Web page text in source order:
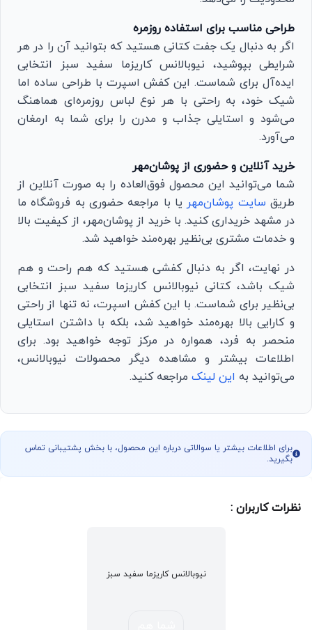
طراحی مناسب برای استفاده روزمره
اگر به دنبال یک جفت کتانی هستید که بتوانید آن را در هر
شرایطی بپوشید، نیوبالانس کاریزما سفید سبز انتخابی
ایده‌آل برای شماست. این کفش اسپرت با طراحی ساده اما
شیک خود، به راحتی با هر نوع لباس روزمره‌ای هماهنگ
می‌شود و استایلی جذاب و مدرن را برای شما به ارمغان
می‌آورد.
خرید آنلاین و حضوری از پوشان‌مهر
شما می‌توانید این محصول فوق‌العاده را به صورت آنلاین از
طریق سایت پوشان‌مهر یا با مراجعه حضوری به فروشگاه ما
در مشهد خریداری کنید. با خرید از پوشان‌مهر، از کیفیت بالا
و خدمات مشتری بی‌نظیر بهره‌مند خواهید شد.
در نهایت، اگر به دنبال کفشی هستید که هم راحت و هم
شیک باشد، کتانی نیوبالانس کاریزما سفید سبز انتخابی
بی‌نظیر برای شماست. با این کفش اسپرت، نه تنها از راحتی
و کارایی بالا بهره‌مند خواهید شد، بلکه با داشتن استایلی
منحصر به فرد، همواره در مرکز توجه خواهید بود. برای
اطلاعات بیشتر و مشاهده دیگر محصولات نیوبالانس،
می‌توانید به این لینک مراجعه کنید.
برای اطلاعات بیشتر یا سوالاتی درباره این محصول، با بخش پشتیبانی تماس
بگیرید.
نظرات کاربران :
نیوبالانس کاریزما سفید سبز